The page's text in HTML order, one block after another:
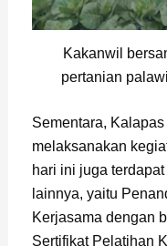
Kakanwil
pertanian
Sementara,
melaksanakan
hari ini juga
lainnya, yaitu
Kerjasama dengan
Sertifikat Pelatihan